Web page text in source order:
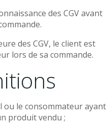
des CGV avant
des CGV, le client est
lors de sa commande.
le consommateur ayant
produit vendu ;